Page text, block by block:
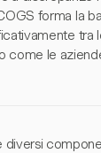
forma la
tra
come le